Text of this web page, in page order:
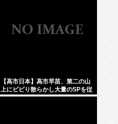
【高市日本】高市早苗、第二の山
上にビビり散らかし大量のSPを従
え演説台にも全面防弾ガラスを設